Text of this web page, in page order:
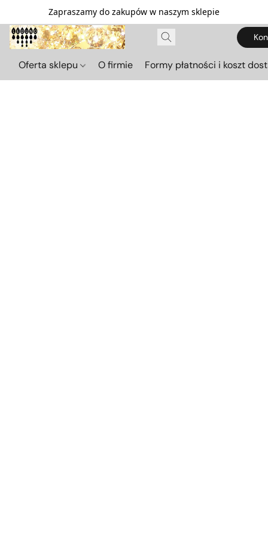
Zapraszamy do zakupów w naszym sklepie
Oferta sklepu O firmie Formy płatności i koszt